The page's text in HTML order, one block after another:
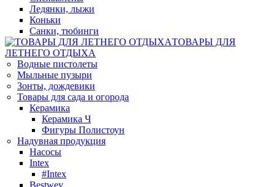
Ледянки, лыжи
Коньки
Санки, тюбинги
ТОВАРЫ ДЛЯ
ЛЕТНЕГО ОТДЫХА
Водные пистолеты
Мыльные пузыри
Зонты, дождевики
Товары для сада и огорода
Керамика
Керамика Ч
Фигуры Полистоун
Надувная продукция
Насосы
Intex
#Intex
Bestwey